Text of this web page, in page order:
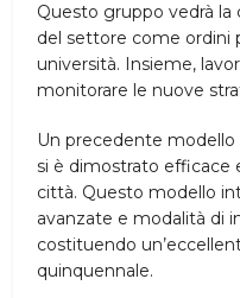
Questo gruppo vedrà la
del settore come ordini
università. Insieme,
monitorare le nuove
Un precedente
si è dimostrato efficace
città. Questo modello
avanzate e modalità di
costituendo
quinquennale.